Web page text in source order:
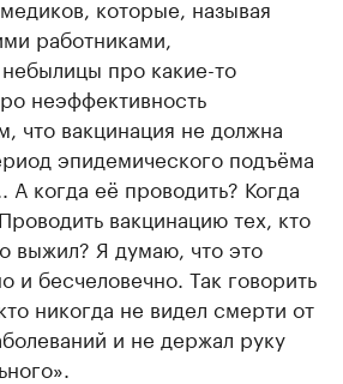
которые, называя
работниками,
про какие-то
неэффективность
что вакцинация не должна
эпидемического подъёма
А когда её проводить? Когда
вакцинацию тех, кто
выжил? Я думаю, что это
и бесчеловечно. Так говорить
никогда не видел смерти от
и не держал руку